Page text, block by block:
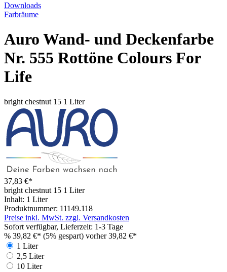
Downloads
Farbräume
Auro Wand- und Deckenfarbe
Nr. 555 Rottöne Colours For
Life
bright chestnut 15 1 Liter
37,83 €*
bright chestnut 15 1 Liter
Inhalt: 1 Liter
Produktnummer: 11149.118
Preise inkl. MwSt. zzgl. Versandkosten
Sofort verfügbar, Lieferzeit: 1-3 Tage
% 39,82 €* (5% gespart) vorher 39,82 €*
1 Liter
2,5 Liter
10 Liter